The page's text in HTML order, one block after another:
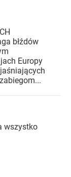
błźdów
Europy
wszystko